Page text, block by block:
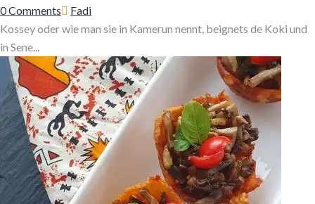
0 Comments Author
Fadi
Kossey oder wie man sie in Kamerun nennt, beignets de Koki und
in Sene...